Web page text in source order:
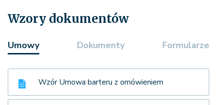
Wzory dokumentów
Umowy Dokumenty Formularze
Wzór Umowa barteru z omówieniem